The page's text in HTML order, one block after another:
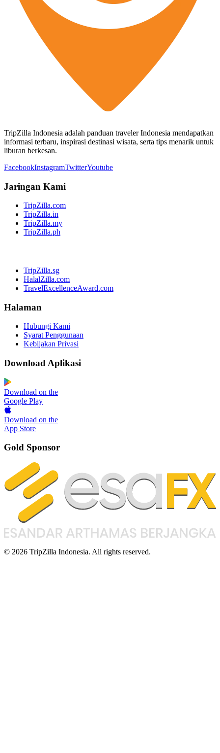
TripZilla Indonesia adalah panduan traveler Indonesia mendapatkan
informasi terbaru, inspirasi destinasi wisata, serta tips menarik untuk
liburan berkesan.
FacebookInstagramTwitterYoutube
Jaringan Kami
TripZilla.com
TripZilla.in
TripZilla.my
TripZilla.ph
TripZilla.sg
HalalZilla.com
TravelExcellenceAward.com
Halaman
Hubungi Kami
Syarat Penggunaan
Kebijakan Privasi
Download Aplikasi
Download on the
Google Play
Download on the
App Store
Gold Sponsor
© 2026 TripZilla Indonesia. All rights reserved.